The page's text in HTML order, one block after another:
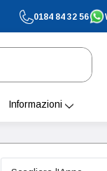
0184 84 32 56
Informazioni